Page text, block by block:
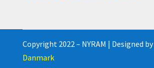
Copyright 2022 – NYRAM | Designed by
Danmark